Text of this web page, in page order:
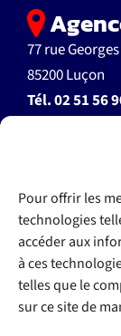
Pour offrir les
technologies
accéder aux
à ces
telles que le
sur ce site de
77 rue
85200 Luçon
Tél.02 51 56
>>
>>
>> Espace